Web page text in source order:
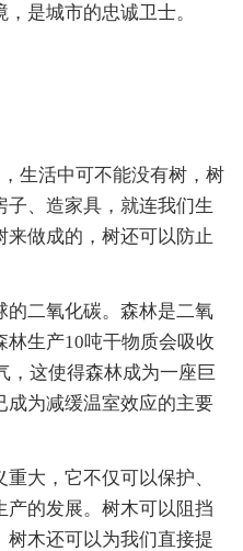
是城市的忠诚卫士。
生活中可不能没有树，树
、造家具，就连我们生
做成的，树还可以防止
的二氧化碳。森林是二氧
生产10吨干物质会吸收
，这使得森林成为一座巨
成为减缓温室效应的主要
大，它不仅可以保护、
产的发展。树木可以阻挡
树木还可以为我们直接提